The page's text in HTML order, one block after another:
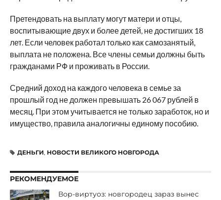
Претендовать на выплату могут матери и отцы,
воспитывающие двух и более детей, не достигших 18
лет. Если человек работал только как самозанятый,
выплата не положена. Все члены семьи должны быть
гражданами РФ и проживать в России.
Средний доход на каждого человека в семье за
прошлый год не должен превышать 26 067 рублей в
месяц. При этом учитывается не только заработок, но и
имущество, правила аналогичны единому пособию.
ДЕНЬГИ, НОВОСТИ ВЕЛИКОГО НОВГОРОДА
РЕКОМЕНДУЕМОЕ
Вор-виртуоз: новгородец зараз вынес